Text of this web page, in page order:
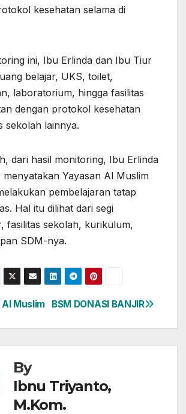
kesehatan selama di
ini, Ibu Erlinda dan Ibu Tiur
belajar, UKS, toilet,
laboratorium, hingga fasilitas
dengan protokol kesehatan
sekolah lainnya.
dari hasil monitoring, Ibu Erlinda
Yayasan Al Muslim
pembelajaran tatap
Hal itu dilihat dari segi
fasilitas sekolah, kurikulum,
SDM-nya.
BSM DONASI BANJIR
Al Muslim
By
Ibnu Triyanto,
M.Kom.